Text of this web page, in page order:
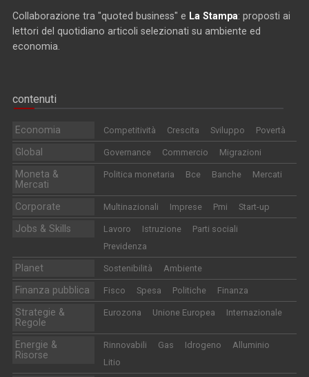
Collaborazione tra "quoted business" e La Stampa: proposti ai
lettori del quotidiano articoli selezionati su ambiente ed
economia.
contenuti
Economia Competitività Crescita Sviluppo Povertà
Global Governance Commercio Migrazioni
Moneta &
Mercati
Politica monetaria Bce Banche Mercati
Corporate Multinazionali Imprese Pmi Start-up
Jobs & Skills Lavoro Istruzione
Parti sociali
Previdenza
Planet Sostenibilità Ambiente
Finanza pubblica Fisco Spesa Politiche Finanza
Strategie &
Regole
Eurozona Unione Europea Internazionale
Energie &
Risorse
Rinnovabili Gas Idrogeno
Alluminio
Litio